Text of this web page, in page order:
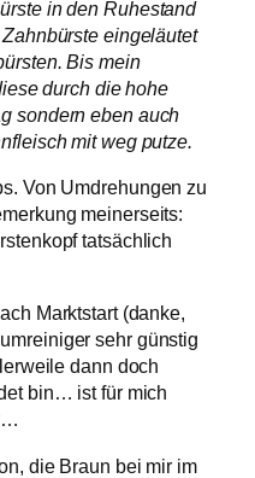
in den Ruhestand
eingeläutet
Bis mein
durch die hohe
sondern eben auch
mit weg putze.
Von Umdrehungen zu
meinerseits:
tatsächlich
Marktstart (danke,
sehr günstig
dann doch
bin… ist für mich
die Braun bei mir im